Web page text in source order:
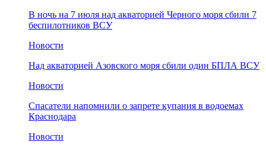
В ночь на 7 июля над акваторией Черного моря сбили 7
беспилотников ВСУ
Новости
Над акваторией Азовского моря сбили один БПЛА ВСУ
Новости
Спасатели напомнили о запрете купания в водоемах
Краснодара
Новости